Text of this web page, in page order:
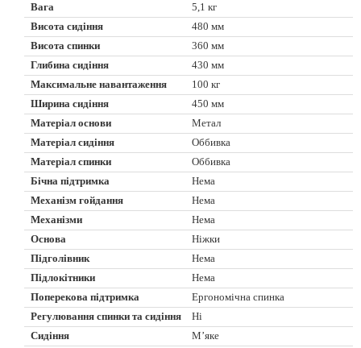
Вага
5,1 кг
Висота сидіння
480 мм
Висота спинки
360 мм
Глибина сидіння
430 мм
Максимальне навантаження
100 кг
Ширина сидіння
450 мм
Матеріал основи
Метал
Матеріал сидіння
Оббивка
Матеріал спинки
Оббивка
Бічна підтримка
Нема
Механізм гойдання
Нема
Механізми
Нема
Основа
Ніжки
Підголівник
Нема
Підлокітники
Нема
Поперекова підтримка
Ергономічна спинка
Регулювання спинки та сидіння
Ні
Сидіння
М’яке